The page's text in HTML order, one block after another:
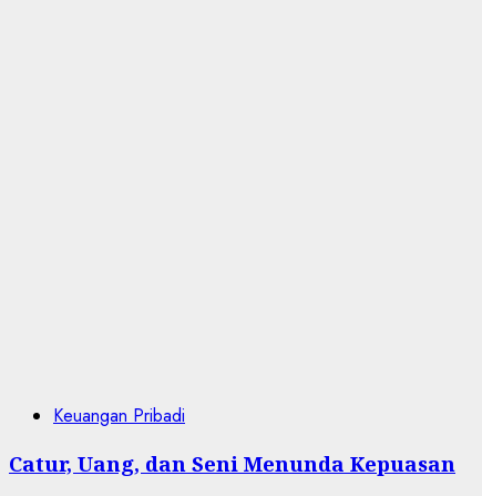
Keuangan Pribadi
Catur, Uang, dan Seni Menunda Kepuasan